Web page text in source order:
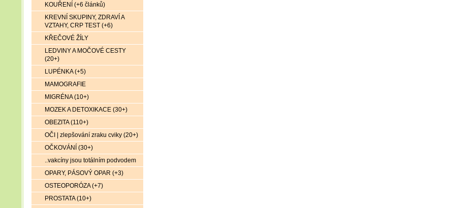
KOUŘENÍ (+6 článků)
KREVNÍ SKUPINY, ZDRAVÍ A
VZTAHY, CRP TEST (+6)
KŘEČOVÉ ŽÍLY
LEDVINY A MOČOVÉ CESTY
(20+)
LUPÉNKA (+5)
MAMOGRAFIE
MIGRÉNA (10+)
MOZEK A DETOXIKACE (30+)
OBEZITA (110+)
OČI | zlepšování zraku cviky (20+)
OČKOVÁNÍ (30+)
..vakcíny jsou totálním podvodem
OPARY, PÁSOVÝ OPAR (+3)
OSTEOPORÓZA (+7)
PROSTATA (10+)